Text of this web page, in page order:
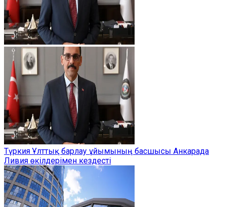
Түркия Ұлттық барлау ұйымының басшысы Анкарада
Ливия өкілдерімен кездесті